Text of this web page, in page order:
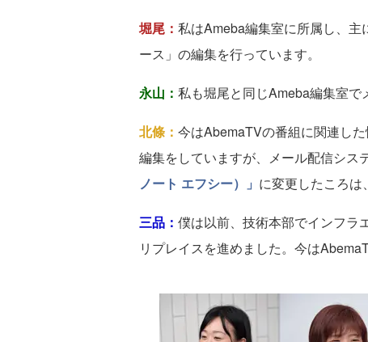
堀尾： 私はAmeba編集室に所属し、主
ース」の編集を行っています。
永山： 私も堀尾と同じAmeba編集室で
北條： 今はAbemaTVの番組に関連し
編集をしていますが、メール配信シス
ノート エフシー）」 に変更したころは
三品： 僕は以前、技術本部でインフラ
リプレイスを進めました。今は